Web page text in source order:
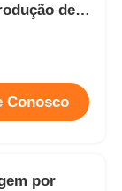
de
Conosco
por